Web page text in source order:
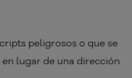
peligrosos o que se
lugar de una dirección